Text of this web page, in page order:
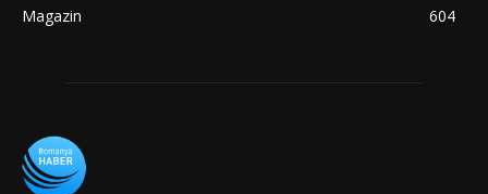
Magazin
604